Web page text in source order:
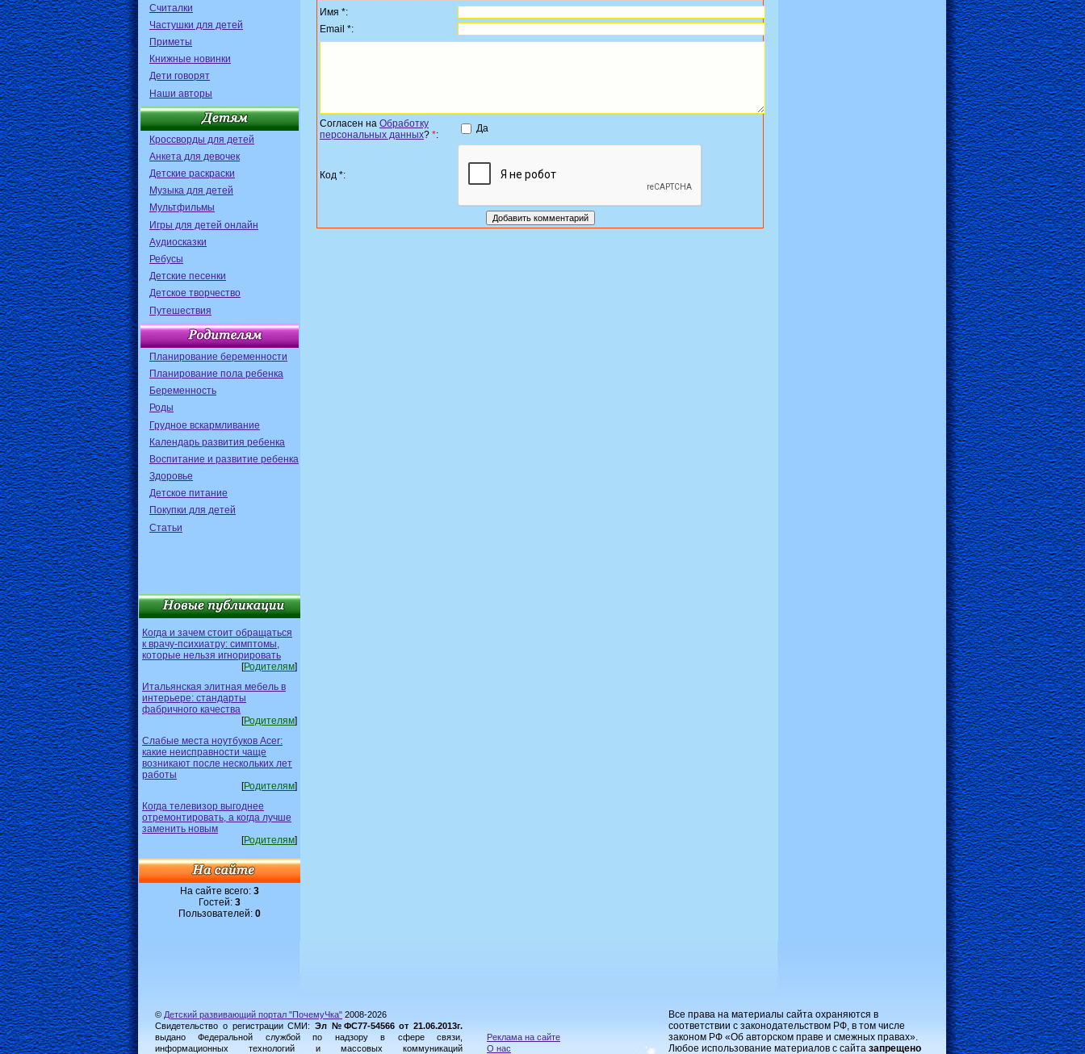
Считалки
Частушки для детей
Приметы
Книжные новинки
Дети говорят
Наши авторы
Кроссворды для детей
Анкета для девочек
Детские раскраски
Музыка для детей
Мультфильмы
Игры для детей онлайн
Аудиосказки
Ребусы
Детские песенки
Детское творчество
Путешествия
Планирование беременности
Планирование пола ребенка
Беременность
Роды
Грудное вскармливание
Календарь развития ребенка
Воспитание и развитие ребенка
Здоровье
Детское питание
Покупки для детей
Статьи
Когда и зачем стоит обращаться
к врачу-психиатру: симптомы,
которые нельзя игнорировать
[Родителям]
Итальянская элитная мебель в
интерьере: стандарты
фабричного качества
[Родителям]
Слабые места ноутбуков Acer:
какие неисправности чаще
возникают после нескольких лет
работы
[Родителям]
Когда телевизор выгоднее
отремонтировать, а когда лучше
заменить новым
[Родителям]
На сайте всего: 3
Гостей: 3
Пользователей: 0
Имя *:
Email *:
Согласен на Обработку
персональных данных? *:
Да
Код *:
© Детский развивающий портал "ПочемуЧка" 2008-2026
Свидетельство о регистрации СМИ: Эл №ФС77-54566 от 21.06.2013г.
выдано Федеральной службой по надзору в сфере связи,
информационных технологий и массовых коммуникаций
Реклама на сайте
О нас
Все права на материалы сайта охраняются в
соответствии с законодательством РФ, в том числе
законом РФ «Об авторском праве и смежных правах».
Любое использование материалов с сайта запрещено